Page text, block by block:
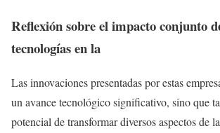
Reflexión sobre el impacto conjunto
tecnologías en la
Las innovaciones presentadas por estas
un avance tecnológico significativo, sino que
potencial de transformar diversos aspectos de